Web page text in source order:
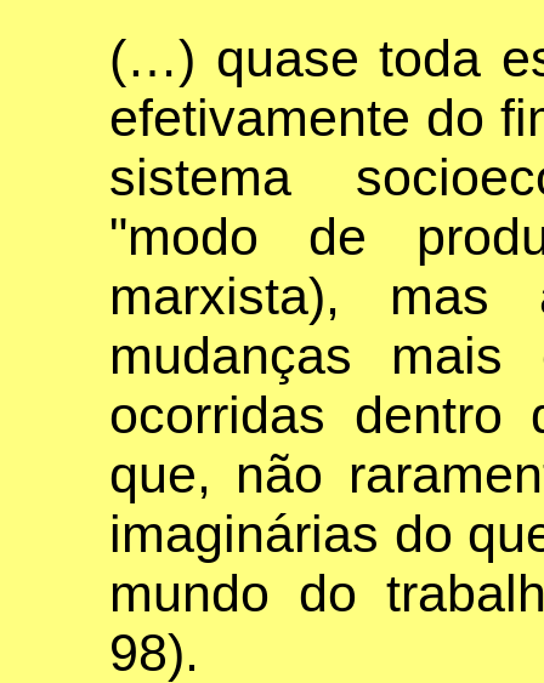
(…) quase toda
efetivamente do
sistema
"modo de
marxista), mas
mudanças mais
ocorridas dentro
que, não
imaginárias do
mundo do
98).